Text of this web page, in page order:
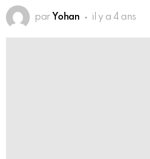
par Yohan il y a 4 ans